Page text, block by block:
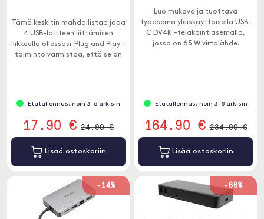
Tämä keskitin mahdollistaa jopa
4 USB-laitteen liittämisen
liikkeellä ollessasi. Plug and Play -
toiminto varmistaa, että se on
Etätallennus, noin 3-8 arkisin
17.90 € 24.90 €
Lisää ostoskoriin
Luo mukava ja tuottava
työasema yleiskäyttöisellä USB-
C DV4K -telakointiasemalla,
jossa on 65 W virtalähde.
Etätallennus, noin 3-8 arkisin
164.90 € 234.90 €
Lisää ostoskoriin
-14% -66%